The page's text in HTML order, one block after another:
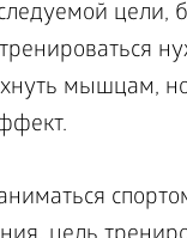
цели,
мышцам,